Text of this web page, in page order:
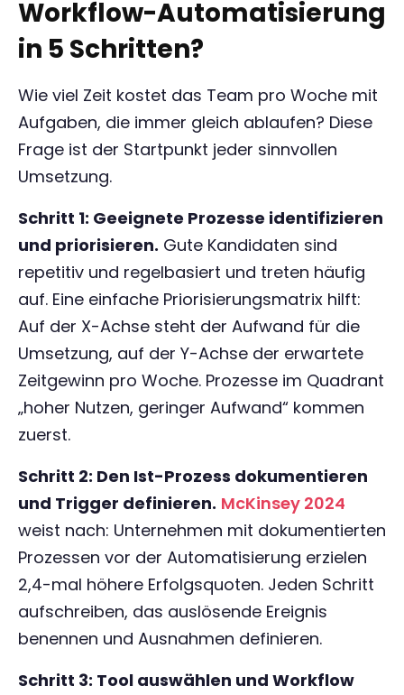
Workflow-Automatisierung
in 5 Schritten?
Wie viel Zeit kostet das Team pro Woche mit
Aufgaben, die immer gleich ablaufen? Diese
Frage ist der Startpunkt jeder sinnvollen
Umsetzung.
Schritt 1: Geeignete Prozesse identifizieren
und priorisieren. Gute Kandidaten sind
repetitiv und regelbasiert und treten häufig
auf. Eine einfache Priorisierungsmatrix hilft:
Auf der X-Achse steht der Aufwand für die
Umsetzung, auf der Y-Achse der erwartete
Zeitgewinn pro Woche. Prozesse im Quadrant
„hoher Nutzen, geringer Aufwand“ kommen
zuerst.
Schritt 2: Den Ist-Prozess dokumentieren
und Trigger definieren. McKinsey 2024
weist nach: Unternehmen mit dokumentierten
Prozessen vor der Automatisierung erzielen
2,4-mal höhere Erfolgsquoten. Jeden Schritt
aufschreiben, das auslösende Ereignis
benennen und Ausnahmen definieren.
Schritt 3: Tool auswählen und Workflow